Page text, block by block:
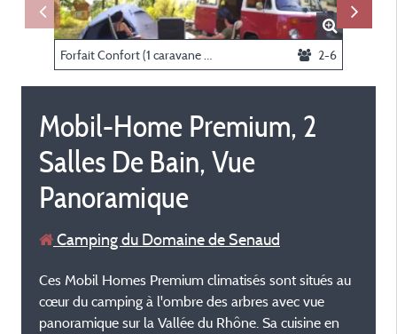
2-6
Mobil-Home Premium, 2
Salles De Bain, Vue
Panoramique
Camping du Domaine de Senaud
Ces Mobil Homes Premium climatisés sont situés au
cœur du camping à l'ombre des arbres avec vue
panoramique sur la Vallée du Rhône. Sa cuisine en